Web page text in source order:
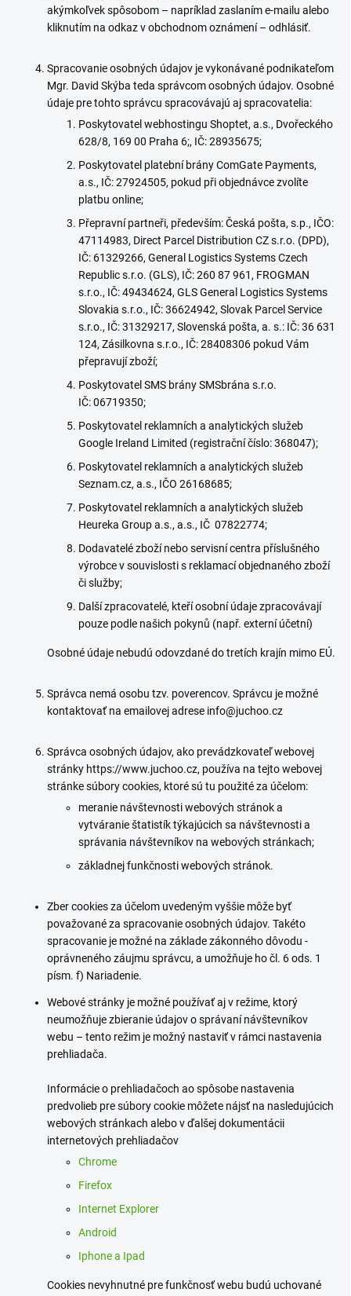
akýmkoľvek spôsobom – napríklad zaslaním e-mailu alebo
kliknutím na odkaz v obchodnom oznámení – odhlásiť.
Spracovanie osobných údajov je vykonávané podnikateľom
Mgr. David Skýba teda správcom osobných údajov. Osobné
údaje pre tohto správcu spracovávajú aj spracovatelia:
Poskytovatel webhostingu Shoptet, a.s., Dvořeckého
628/8, 169 00 Praha 6;, IČ: 28935675;
Poskytovatel platební brány ComGate Payments,
a.s., IČ: 27924505, pokud při objednávce zvolíte
platbu online;
Přepravní partneři, především: Česká pošta, s.p., IČO:
47114983, Direct Parcel Distribution CZ s.r.o. (DPD),
IČ: 61329266, General Logistics Systems Czech
Republic s.r.o. (GLS), IČ: 260 87 961, FROGMAN
s.r.o., IČ: 49434624, GLS General Logistics Systems
Slovakia s.r.o., IČ: 36624942, Slovak Parcel Service
s.r.o., IČ: 31329217, Slovenská pošta, a. s.: IČ: 36 631
124, Zásilkovna s.r.o., IČ: 28408306 pokud Vám
přepravují zboží;
Poskytovatel SMS brány SMSbrána s.r.o.
IČ: 06719350;
Poskytovatel reklamních a analytických služeb
Google Ireland Limited (registrační číslo: 368047);
Poskytovatel reklamních a analytických služeb
Seznam.cz, a.s., IČO 26168685;
Poskytovatel reklamních a analytických služeb
Heureka Group a.s., a.s., IČ 07822774;
Dodavatelé zboží nebo servisní centra příslušného
výrobce v souvislosti s reklamací objednaného zboží
či služby;
Další zpracovatelé, kteří osobní údaje zpracovávají
pouze podle našich pokynů (např. externí účetní)
Osobné údaje nebudú odovzdané do tretích krajín mimo EÚ.
Správca nemá osobu tzv. poverencov. Správcu je možné
kontaktovať na emailovej adrese info@juchoo.cz
Správca osobných údajov, ako prevádzkovateľ webovej
stránky https://www.juchoo.cz, používa na tejto webovej
stránke súbory cookies, ktoré sú tu použité za účelom:
meranie návštevnosti webových stránok a
vytváranie štatistík týkajúcich sa návštevnosti a
správania návštevníkov na webových stránkach;
základnej funkčnosti webových stránok.
Zber cookies za účelom uvedeným vyššie môže byť
považované za spracovanie osobných údajov. Takéto
spracovanie je možné na základe zákonného dôvodu -
oprávneného záujmu správcu, a umožňuje ho čl. 6 ods. 1
písm. f) Nariadenie.
Webové stránky je možné používať aj v režime, ktorý
neumožňuje zbieranie údajov o správaní návštevníkov
webu – tento režim je možný nastaviť v rámci nastavenia
prehliadača.
Informácie o prehliadačoch ao spôsobe nastavenia
predvolieb pre súbory cookie môžete nájsť na nasledujúcich
webových stránkach alebo v ďalšej dokumentácii
internetových prehliadačov
Chrome
Firefox
Internet Explorer
Android
Iphone a Ipad
Cookies nevyhnutné pre funkčnosť webu budú uchované